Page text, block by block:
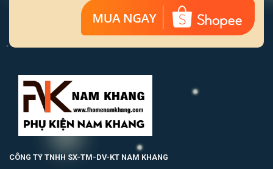
CÔNG TY TNHH SX-TM-DV-KT NAM KHANG